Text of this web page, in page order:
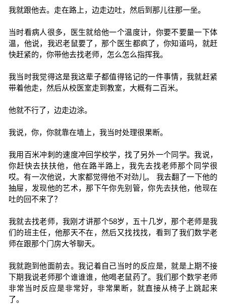
我就跟他去。走在路上，边走边吐，然后到那儿往那一坐。
当时看病人很多，医生就给他一个温度计，你要不要量一下体
温，他说，我迟老鼠要了，那个医生都疯了，你知道吗，就赶
快赶紧的，你带他去找老师，怎么怎么指挥我。
我当时我觉得这是我这辈子都值得铭记的一件事情，我就赶紧
带着他走，然后从校医室走到教室，大概有二百米。
他就不行了，边走边涂。
我说，你，你就靠在墙上，我当时处理很果断。
我用百米冲刺的速度冲回学校学，找了另外一个同学。我说，
你赶快去扶扶他，他在路半路上，我先去找老师那个同学很
哎。有一次他说，大家都觉得他不对劲儿。 我去翻了一下他的
抽屉，发现他的艺术，那下午你先别管，你先去扶他，他现在
吐的回不来了？
我就去找老师，我刚才讲那个58岁，五十几岁，那个老师是我
们的班主任，他那天不在，然后又找找找，看到了我们数学老
师在跟那个门房大爷聊天。
我就跑到他面前去。我记着自己当时的反应是，就是上期不接
下期我说老师那个谁谁谁，他喝老鼠药了。我们那个数学老师
非常当时反应是非常好，非常果断，就直接从椅子上跳起来
了。